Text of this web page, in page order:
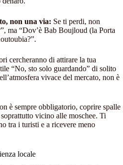
non una via: Se ti perdi, non
ma “Dov’è Bab Boujloud (la Porta
cercheranno di attirare la tua
“No, sto solo guardando” di solito
vivace del mercato, non è
è sempre obbligatorio, coprire spalle
vicino alle moschee. Ti
tra i turisti e a ricevere meno
locale